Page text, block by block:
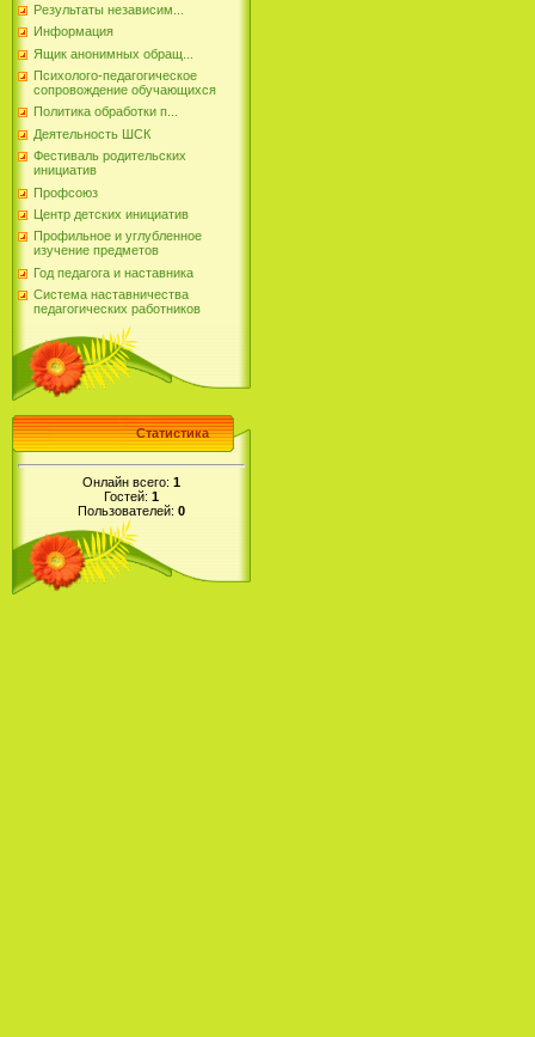
Результаты независим...
Информация
Ящик анонимных обращ...
Психолого-педагогическое
сопровождение обучающихся
Политика обработки п...
Деятельность ШСК
Фестиваль родительских
инициатив
Профсоюз
Центр детских инициатив
Профильное и углубленное
изучение предметов
Год педагога и наставника
Система наставничества
педагогических работников
Статистика
Онлайн всего: 1
Гостей: 1
Пользователей: 0